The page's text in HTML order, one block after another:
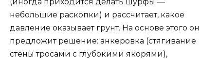
небольшие раскопки) и рассчитает, какое
давление оказывает грунт. На основе этого он
предложит решение: анкеровка (стягивание
стены тросами с глубокими якорями),